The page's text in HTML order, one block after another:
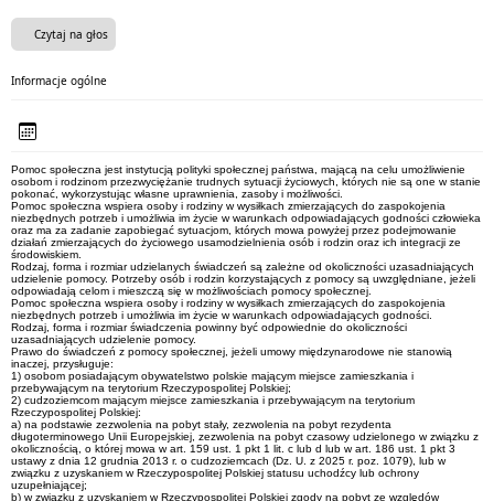
Czytaj na głos
Informacje ogólne
Pomoc społeczna jest instytucją polityki społecznej państwa, mającą na celu umożliwienie
osobom i rodzinom przezwyciężanie trudnych sytuacji życiowych, których nie są one w stanie
pokonać, wykorzystując własne uprawnienia, zasoby i możliwości.
Pomoc społeczna wspiera osoby i rodziny w wysiłkach zmierzających do zaspokojenia
niezbędnych potrzeb i umożliwia im życie w warunkach odpowiadających godności człowieka
oraz ma za zadanie zapobiegać sytuacjom, których mowa powyżej przez podejmowanie
działań zmierzających do życiowego usamodzielnienia osób i rodzin oraz ich integracji ze
środowiskiem.
Rodzaj, forma i rozmiar udzielanych świadczeń są zależne od okoliczności uzasadniających
udzielenie pomocy. Potrzeby osób i rodzin korzystających z pomocy są uwzględniane, jeżeli
odpowiadają celom i mieszczą się w możliwościach pomocy społecznej.
Pomoc społeczna wspiera osoby i rodziny w wysiłkach zmierzających do zaspokojenia
niezbędnych potrzeb i umożliwia im życie w warunkach odpowiadających godności.
Rodzaj, forma i rozmiar świadczenia powinny być odpowiednie do okoliczności
uzasadniających udzielenie pomocy.
Prawo do świadczeń z pomocy społecznej, jeżeli umowy międzynarodowe nie stanowią
inaczej, przysługuje:
1) osobom posiadającym obywatelstwo polskie mającym miejsce zamieszkania i
przebywającym na terytorium Rzeczypospolitej Polskiej;
2) cudzoziemcom mającym miejsce zamieszkania i przebywającym na terytorium
Rzeczypospolitej Polskiej:
a) na podstawie zezwolenia na pobyt stały, zezwolenia na pobyt rezydenta
długoterminowego Unii Europejskiej, zezwolenia na pobyt czasowy udzielonego w związku z
okolicznością, o której mowa w art. 159 ust. 1 pkt 1 lit. c lub d lub w art. 186 ust. 1 pkt 3
ustawy z dnia 12 grudnia 2013 r. o cudzoziemcach (Dz. U. z 2025 r. poz. 1079), lub w
związku z uzyskaniem w Rzeczypospolitej Polskiej statusu uchodźcy lub ochrony
uzupełniającej;
b) w związku z uzyskaniem w Rzeczypospolitej Polskiej zgody na pobyt ze względów